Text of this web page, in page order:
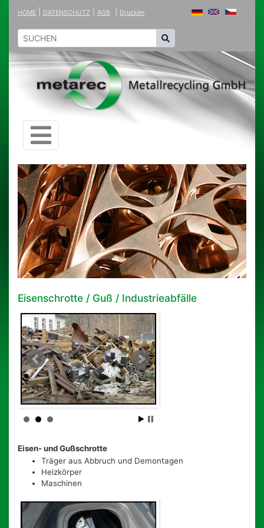
HOME DATENSCHUTZ AGB Drucken
Eisenschrotte / Guß / Industrieabfälle
Eisen- und Gußschrotte
Träger aus Abbruch und Demontagen
Heizkörper
Maschinen